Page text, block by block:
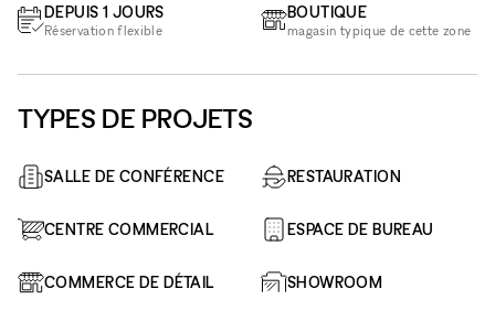
DEPUIS 1 JOURS
Réservation flexible
BOUTIQUE
magasin typique de cette zone
TYPES DE PROJETS
SALLE DE CONFÉRENCE RESTAURATION
CENTRE COMMERCIAL ESPACE DE BUREAU
COMMERCE DE DÉTAIL SHOWROOM